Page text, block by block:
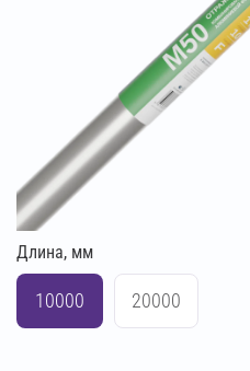
Длина, мм
10000 20000